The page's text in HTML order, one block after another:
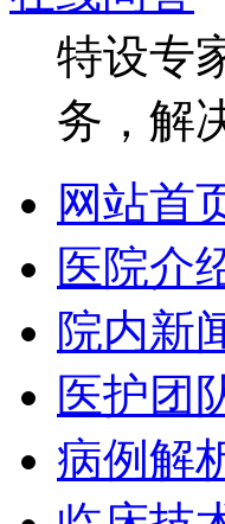
特设专
务，解
网站首
医院介
院内新
医护团
病例解